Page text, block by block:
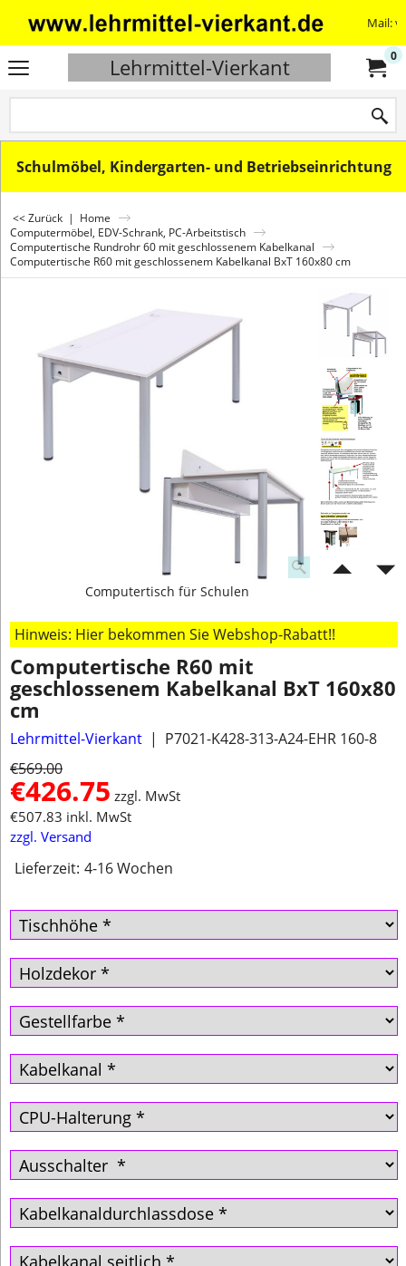
Mail:
Lehrmittel-Vierkant 0
Schulmöbel, Kindergarten- und Betriebseinrichtung
<< Zurück | Home
Computermöbel, EDV-Schrank, PC-Arbeitstisch
Computertische Rundrohr 60 mit geschlossenem Kabelkanal
Computertische R60 mit geschlossenem Kabelkanal BxT 160x80 cm
Computertisch für Schulen
Hinweis: Hier bekommen Sie Webshop-Rabatt!!
Computertische R60 mit
geschlossenem Kabelkanal BxT 160x80
cm
Lehrmittel-Vierkant
P7021-K428-313-A24-EHR 160-8
€569.00
€426.75 zzgl. MwSt
€507.83 inkl. MwSt
zzgl. Versand
Lieferzeit: 4-16 Wochen